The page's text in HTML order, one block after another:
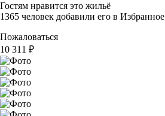
Гостям нравится это жильё
1365 человек добавили его в Избранное
Пожаловаться
10 311 ₽